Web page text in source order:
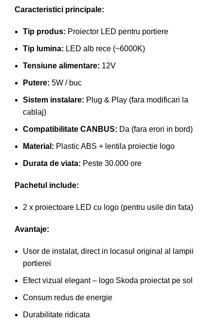
Caracteristici principale:
Tip produs: Proiector LED pentru portiere
Tip lumina: LED alb rece (~6000K)
Tensiune alimentare: 12V
Putere: 5W / buc
Sistem instalare: Plug & Play (fara modificari la
cablaj)
Compatibilitate CANBUS: Da (fara erori in bord)
Material: Plastic ABS + lentila proiectie logo
Durata de viata: Peste 30.000 ore
Pachetul include:
2 x proiectoare LED cu logo (pentru usile din fata)
Avantaje:
Usor de instalat, direct in locasul original al lampii
portierei
Efect vizual elegant – logo Skoda proiectat pe sol
Consum redus de energie
Durabilitate ridicata